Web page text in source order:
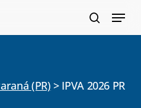
Menu
(PR) > IPVA 2026 PR